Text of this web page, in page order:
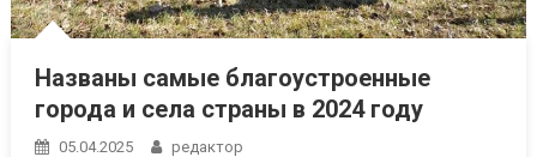
Названы самые благоустроенные
города и села страны в 2024 году
05.04.2025 редактор